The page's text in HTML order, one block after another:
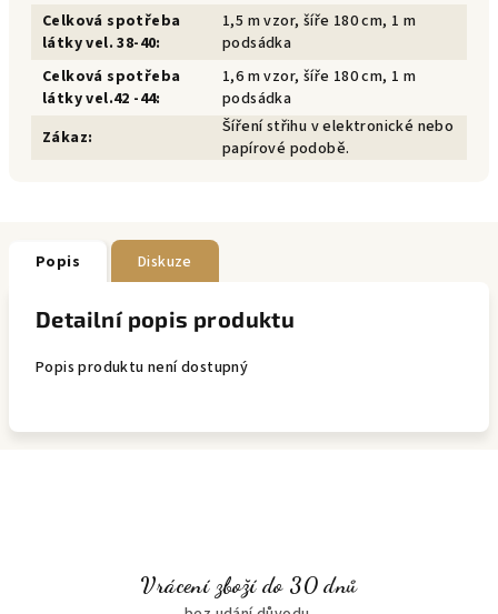
Celková spotřeba
látky vel. 38-40:
1,5 m vzor, šíře 180 cm, 1 m
podsádka
Celková spotřeba
látky vel.42 -44:
1,6 m vzor, šíře 180 cm, 1 m
podsádka
Zákaz:
Šíření střihu v elektronické nebo
papírové podobě.
Vrácení zboží do 30 dnů
Popis Diskuze
Detailní popis produktu
Popis produktu není dostupný